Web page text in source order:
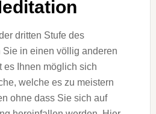
dritten Stufe des
Sie in einen völlig anderen
es Ihnen möglich sich
welche es zu meistern
ohne dass Sie sich auf